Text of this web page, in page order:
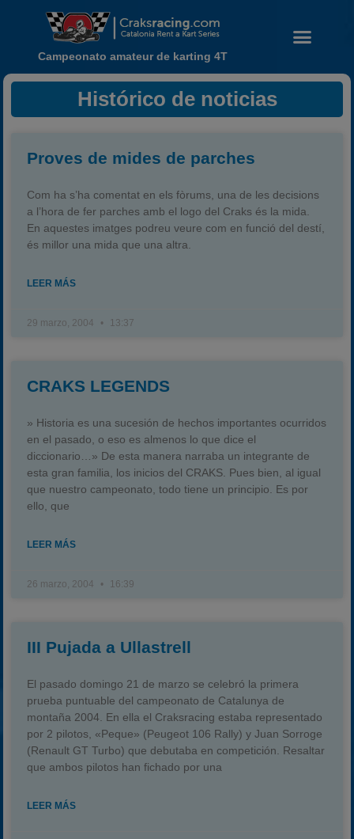
Calendario
Temporada 2026
2024
2025
Estadísticas
Campeonato amateur de karting 4T
Histórico de noticias
Proves de mides de parches
Com ha s’ha comentat en els fòrums, una de les decisions
a l’hora de fer parches amb el logo del Craks és la mida.
En aquestes imatges podreu veure com en funció del destí,
és millor una mida que una altra.
LEER MÁS
29 marzo, 2004 13:37
CRAKS LEGENDS
» Historia es una sucesión de hechos importantes ocurridos
en el pasado, o eso es almenos lo que dice el
diccionario…» De esta manera narraba un integrante de
esta gran familia, los inicios del CRAKS. Pues bien, al igual
que nuestro campeonato, todo tiene un principio. Es por
ello, que
LEER MÁS
26 marzo, 2004 16:39
III Pujada a Ullastrell
El pasado domingo 21 de marzo se celebró la primera
prueba puntuable del campeonato de Catalunya de
montaña 2004. En ella el Craksracing estaba representado
por 2 pilotos, «Peque» (Peugeot 106 Rally) y Juan Sorroge
(Renault GT Turbo) que debutaba en competición. Resaltar
que ambos pilotos han fichado por una
LEER MÁS